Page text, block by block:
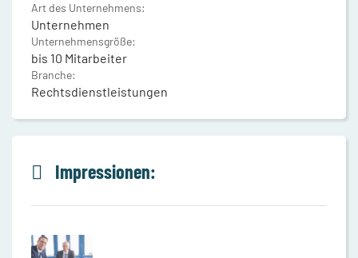
Art des Unternehmens:
Unternehmen
Unternehmensgröße:
bis 10 Mitarbeiter
Branche:
Rechtsdienstleistungen
Impressionen: